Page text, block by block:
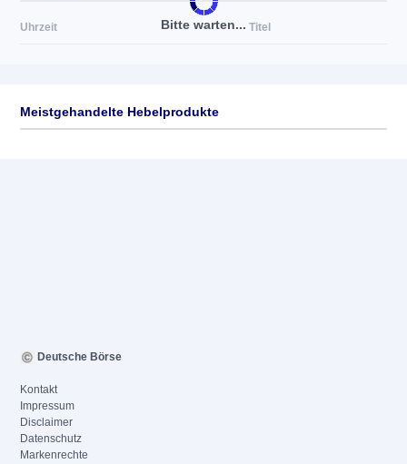
Bitte warten...
Uhrzeit Titel
Meistgehandelte Hebelprodukte
Deutsche Börse
Kontakt
Impressum
Disclaimer
Datenschutz
Markenrechte